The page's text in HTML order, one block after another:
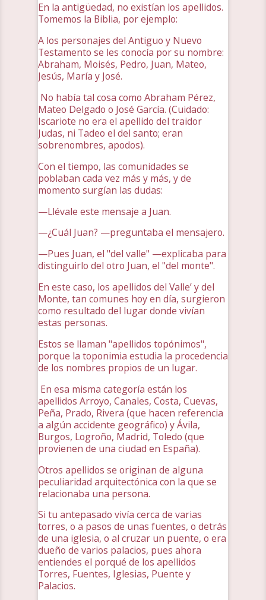
En la antigüedad, no existían los apellidos.
Tomemos la Biblia, por ejemplo:
A los personajes del Antiguo y Nuevo
Testamento se les conocía por su nombre:
Abraham, Moisés, Pedro, Juan, Mateo,
Jesús, María y José.
No había tal cosa como Abraham Pérez,
Mateo Delgado o José García. (Cuidado:
Iscariote no era el apellido del traidor
Judas, ni Tadeo el del santo; eran
sobrenombres, apodos).
Con el tiempo, las comunidades se
poblaban cada vez más y más, y de
momento surgían las dudas:
—Llévale este mensaje a Juan.
—¿Cuál Juan? —preguntaba el mensajero.
—Pues Juan, el "del valle" —explicaba para
distinguirlo del otro Juan, el "del monte".
En este caso, los apellidos del Valle’ y del
Monte, tan comunes hoy en día, surgieron
como resultado del lugar donde vivían
estas personas.
Estos se llaman "apellidos topónimos",
porque la toponimia estudia la procedencia
de los nombres propios de un lugar.
En esa misma categoría están los
apellidos Arroyo, Canales, Costa, Cuevas,
Peña, Prado, Rivera (que hacen referencia
a algún accidente geográfico) y Ávila,
Burgos, Logroño, Madrid, Toledo (que
provienen de una ciudad en España).
Otros apellidos se originan de alguna
peculiaridad arquitectónica con la que se
relacionaba una persona.
Si tu antepasado vivía cerca de varias
torres, o a pasos de unas fuentes, o detrás
de una iglesia, o al cruzar un puente, o era
dueño de varios palacios, pues ahora
entiendes el porqué de los apellidos
Torres, Fuentes, Iglesias, Puente y
Palacios.